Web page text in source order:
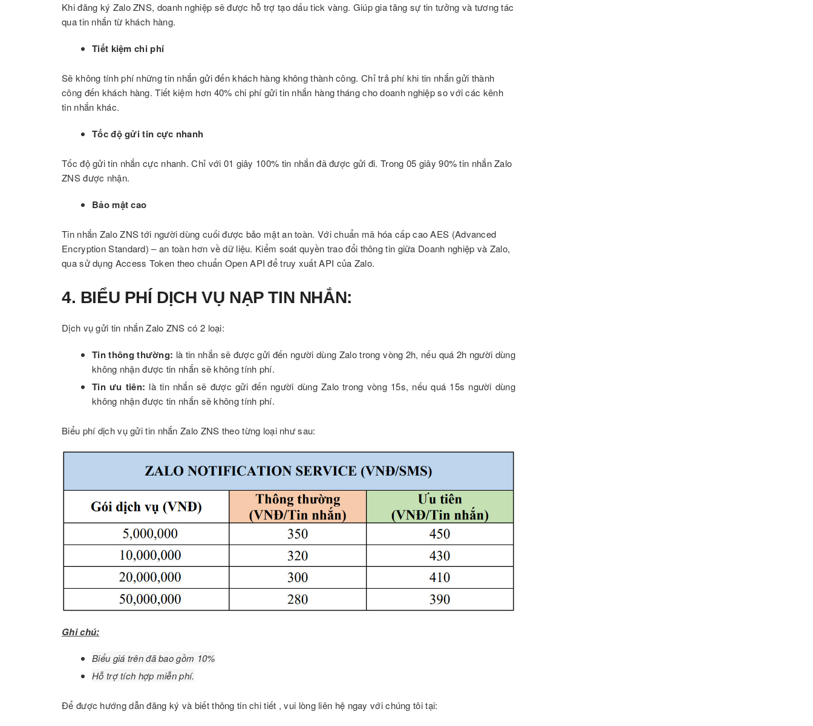
Khi đăng ký Zalo ZNS, doanh nghiệp sẽ được hỗ trợ tạo dấu tick vàng. Giúp gia tăng sự tin tưởng và tương tác
qua tin nhắn từ khách hàng.
Tiết kiệm chi phí
Sẽ không tính phí những tin nhắn gửi đến khách hàng không thành công. Chỉ trả phí khi tin nhắn gửi thành
công đến khách hàng. Tiết kiệm hơn 40% chi phí gửi tin nhắn hàng tháng cho doanh nghiệp so với các kênh
tin nhắn khác.
Tốc độ gửi tin cực nhanh
Tốc độ gửi tin nhắn cực nhanh. Chỉ với 01 giây 100% tin nhắn đã được gửi đi. Trong 05 giây 90% tin nhắn Zalo
ZNS được nhận.
Bảo mật cao
Tin nhắn Zalo ZNS tới người dùng cuối được bảo mật an toàn. Với chuẩn mã hóa cấp cao AES (Advanced
Encryption Standard) – an toàn hơn về dữ liệu. Kiểm soát quyền trao đổi thông tin giữa Doanh nghiệp và Zalo,
qua sử dụng Access Token theo chuẩn Open API để truy xuất API của Zalo.
4. BIỂU PHÍ DỊCH VỤ NẠP TIN NHẮN:
Dịch vụ gửi tin nhắn Zalo ZNS có 2 loại:
Tin thông thường: là tin nhắn sẽ được gửi đến người dùng Zalo trong vòng 2h, nếu quá 2h người dùng
không nhận được tin nhắn sẽ không tính phí.
Tin ưu tiên: là tin nhắn sẽ được gửi đến người dùng Zalo trong vòng 15s, nếu quá 15s người dùng
không nhận được tin nhắn sẽ không tính phí.
Biểu phí dịch vụ gửi tin nhắn Zalo ZNS theo từng loại như sau:
Ghi chú:
Biểu giá trên đã bao gồm 10%
Hỗ trợ tích hợp miễn phí.
Để được hướng dẫn đăng ký và biết thông tin chi tiết , vui lòng liên hệ ngay với chúng tôi tại: